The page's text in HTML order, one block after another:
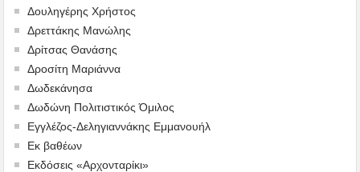
Δουληγέρης Χρήστος
Δρεττάκης Μανώλης
Δρίτσας Θανάσης
Δροσίτη Μαριάννα
Δωδεκάνησα
Δωδώνη Πολιτιστικός Όμιλος
Εγγλέζος-Δεληγιαννάκης Εμμανουήλ
Εκ βαθέων
Εκδόσεις «Αρχονταρίκι»